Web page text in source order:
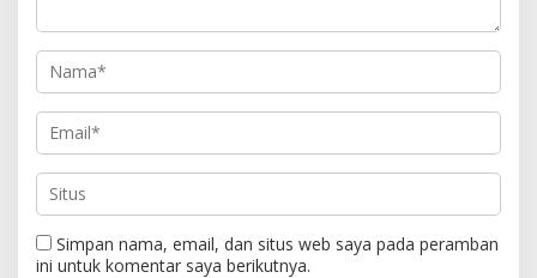
Simpan nama, email, dan situs web saya pada peramban
ini untuk komentar saya berikutnya.